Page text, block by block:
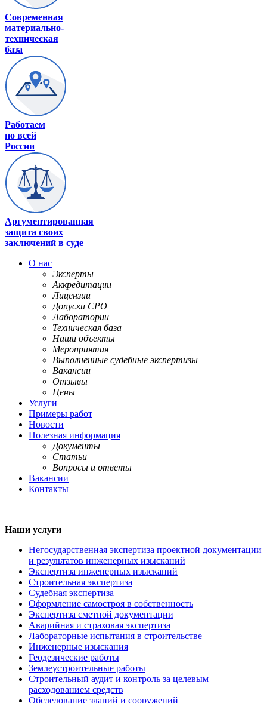
Современная
материально-
техническая
база
Работаем
по всей
России
Аргументированная
защита своих
заключений в суде
О нас
Эксперты
Аккредитации
Лицензии
Допуски СРО
Лаборатории
Техническая база
Наши объекты
Мероприятия
Выполненные судебные экспертизы
Вакансии
Отзывы
Цены
Услуги
Примеры работ
Новости
Полезная информация
Документы
Статьи
Вопросы и ответы
Вакансии
Контакты
Наши услуги
Негосударственная экспертиза проектной документации
и результатов инженерных изысканий
Экспертиза инженерных изысканий
Строительная экспертиза
Судебная экспертиза
Оформление самостроя в собственность
Экспертиза сметной документации
Аварийная и страховая экспертиза
Лабораторные испытания в строительстве
Инженерные изыскания
Геодезические работы
Землеустроительные работы
Строительный аудит и контроль за целевым
расходованием средств
Обследование зданий и сооружений